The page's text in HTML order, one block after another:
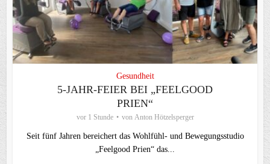
Gesundheit
5‑JAHR‑FEIER BEI „FEELGOOD
PRIEN“
vor 1 Stunde von Anton Hötzelsperger
Seit fünf Jahren bereichert das Wohlfühl- und Bewegungsstudio
„Feelgood Prien“ das...